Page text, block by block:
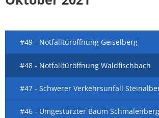
#49 - Notfalltüröffnung Geiselberg
#48 - Notfalltüröffnung Waldfischbach
#47 - Schwerer Verkehrsunfall
#46 - Umgestürzter Baum Schmalenberg